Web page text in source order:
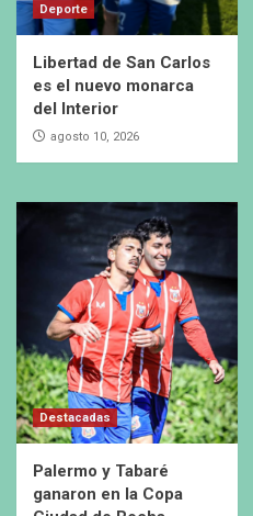
Deporte
Libertad de San Carlos
es el nuevo monarca
del Interior
agosto 10, 2026
Destacadas
Palermo y Tabaré
ganaron en la Copa